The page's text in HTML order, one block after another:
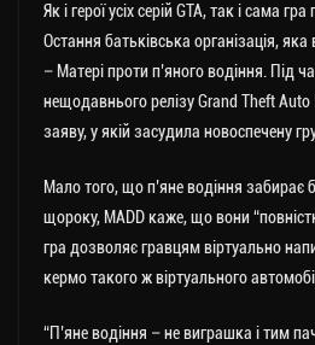
Як і герої усіх серій GTA, так і сама
Остання батьківська організація,
– Матері проти п’яного водіння. Під
нещодавнього релізу Grand Theft
заяву, у якій засудила новоспечену
Мало того, що п’яне водіння забирає
щороку, MADD каже, що вони
гра дозволяє гравцям віртуально
кермо такого ж віртуального
“П’яне водіння – не виграшка і тим